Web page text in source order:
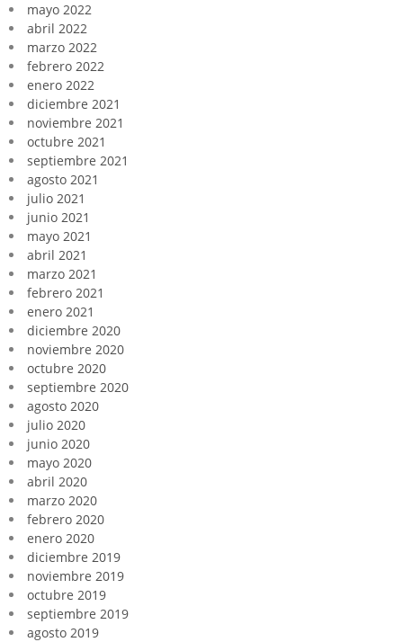
mayo 2022
abril 2022
marzo 2022
febrero 2022
enero 2022
diciembre 2021
noviembre 2021
octubre 2021
septiembre 2021
agosto 2021
julio 2021
junio 2021
mayo 2021
abril 2021
marzo 2021
febrero 2021
enero 2021
diciembre 2020
noviembre 2020
octubre 2020
septiembre 2020
agosto 2020
julio 2020
junio 2020
mayo 2020
abril 2020
marzo 2020
febrero 2020
enero 2020
diciembre 2019
noviembre 2019
octubre 2019
septiembre 2019
agosto 2019